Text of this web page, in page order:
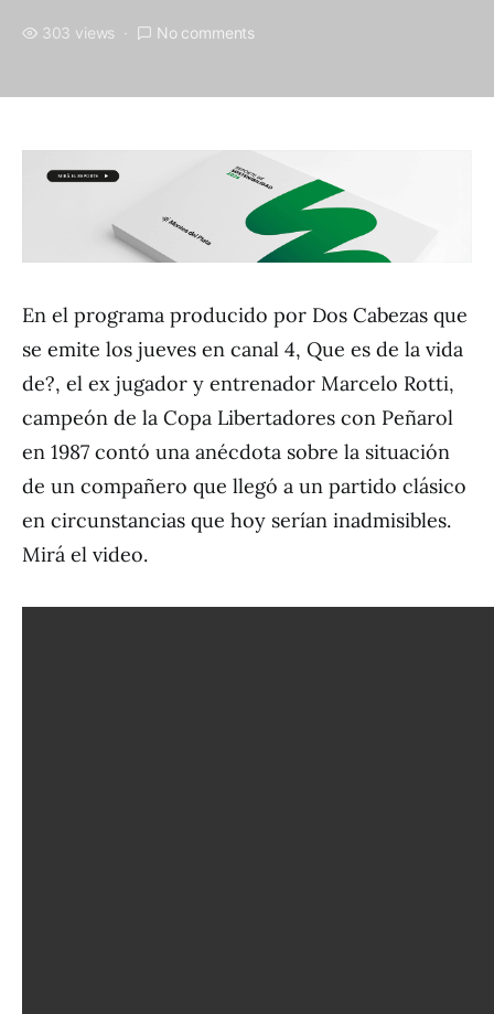
303 views No comments
En el programa producido por Dos Cabezas que
se emite los jueves en canal 4, Que es de la vida
de?, el ex jugador y entrenador Marcelo Rotti,
campeón de la Copa Libertadores con Peñarol
en 1987 contó una anécdota sobre la situación
de un compañero que llegó a un partido clásico
en circunstancias que hoy serían inadmisibles.
Mirá el video.